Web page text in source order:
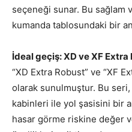
seçeneği sunar. Bu sağlam
kumanda tablosundaki bir
İdeal geçiş: XD ve XF Extra
“XD Extra Robust” ve “XF
olarak sunulmuştur. Bu seri,
kabinleri ile yol şasisini bir
hasar görme riskine değer